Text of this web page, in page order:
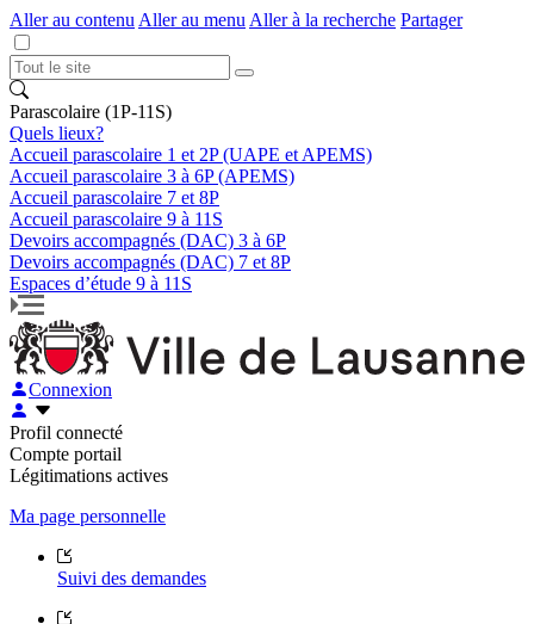
Aller au contenu Aller au menu Aller à la recherche Partager
Parascolaire (1P-11S)
Quels lieux?
Accueil parascolaire 1 et 2P (UAPE et APEMS)
Accueil parascolaire 3 à 6P (APEMS)
Accueil parascolaire 7 et 8P
Accueil parascolaire 9 à 11S
Devoirs accompagnés (DAC) 3 à 6P
Devoirs accompagnés (DAC) 7 et 8P
Espaces d’étude 9 à 11S
Connexion
Profil connecté
Compte portail
Légitimations actives
Ma page personnelle
Suivi des demandes